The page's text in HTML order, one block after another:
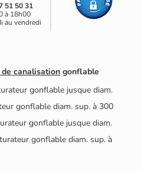
51 50 31
à 18h00
au vendredi
canalisation gonflable
gonflable jusque diam.
gonflable diam. sup. à 300
gonflable jusque diam.
gonflable diam. sup. à